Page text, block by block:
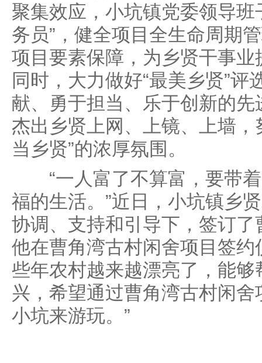
聚集效应，小坑镇党委领导班
务员”，健全项目全生命周期
项目要素保障，为乡贤干事
同时，大力做好“最美乡贤”
献、勇于担当、乐于创新的
杰出乡贤上网、上镜、上墙，
当乡贤”的浓厚氛围。
“一人富了不算富，要带着
福的生活。”近日，小坑镇乡
协调、支持和引导下，签订
他在曹角湾古村闲舍项目签约
些年农村越来越漂亮了，能
兴，希望通过曹角湾古村闲
小坑来游玩。”